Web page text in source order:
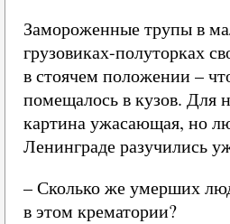
Замороженные трупы в
грузовиках-полуторках
в стоячем положении –
помещалось в кузов. Для
картина ужасающая, но
Ленинграде разучились
– Сколько же умерших
в этом крематории?